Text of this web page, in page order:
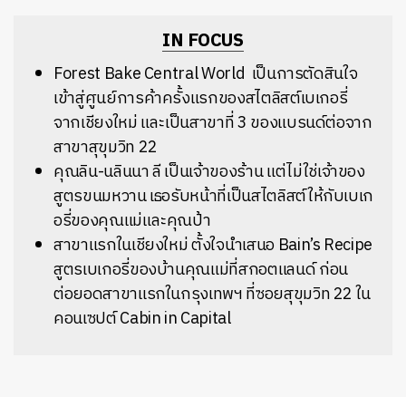
IN FOCUS
Forest Bake Central World เป็นการตัดสินใจ
เข้าสู่ศูนย์การค้าครั้งแรกของสไตลิสต์เบเกอรี่
จากเชียงใหม่และเป็นสาขาที่3 ของแบรนด์ต่อจาก
สาขาสุขุมวิท 22
คุณลิน-นลินนาลีเป็นเจ้าของร้านแต่ไม่ใช่เจ้าของ
สูตรขนมหวานเธอรับหน้าที่เป็นสไตลิสต์ให้กับเบเก
อรี่ของคุณแม่และคุณป้า
สาขาแรกในเชียงใหม่ตั้งใจนำเสนอ Bain’s Recipe
สูตรเบเกอรี่ของบ้านคุณแม่ที่สกอตแลนด์ก่อน
ต่อยอดสาขาแรกในกรุงเทพฯที่ซอยสุขุมวิท22ใน
คอนเซปต์Cabin in Capital